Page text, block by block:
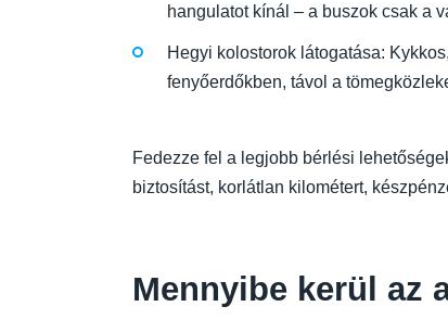
hangulatot kínál – a buszok csak a
Hegyi kolostorok látogatása:
fenyőerdőkben, távol a
Fedezze fel a legjobb bérlési
biztosítást, korlátlan kilométert,
Mennyibe kerül az